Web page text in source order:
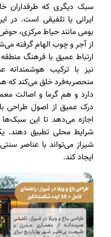
سبک دیگری که طرفداران
ایرانی یا تلفیقی است. در
بومی مانند حیاط مرکزی،
از آجر و چوب الهام گرفته
ارتباط عمیق با فرهنگ
نیز با ترکیب
منحصربه‌فرد خلق می‌کند که
دارد و هم گرما و اصالت
درک عمیق از اصول طراحی
اجازه می‌دهد تا این
شرایط محلی تطبیق دهند.
شیراز می‌تواند با عناصر
ایجاد کند.